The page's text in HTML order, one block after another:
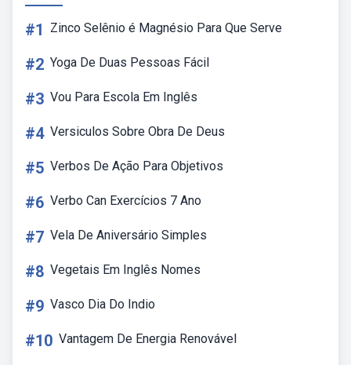
#1 Zinco Selênio é Magnésio Para Que Serve
#2 Yoga De Duas Pessoas Fácil
#3 Vou Para Escola Em Inglês
#4 Versiculos Sobre Obra De Deus
#5 Verbos De Ação Para Objetivos
#6 Verbo Can Exercícios 7 Ano
#7 Vela De Aniversário Simples
#8 Vegetais Em Inglês Nomes
#9 Vasco Dia Do Indio
#10 Vantagem De Energia Renovável